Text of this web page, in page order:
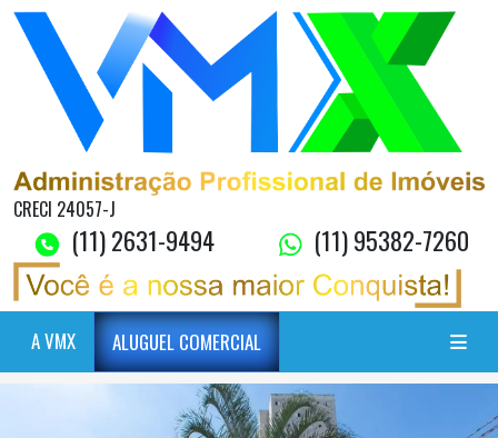
CRECI 24057-J
(11) 2631-9494 (11) 95382-7260
A VMX ALUGUEL COMERCIAL